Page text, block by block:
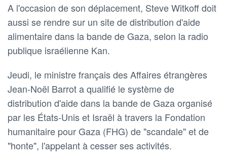
A l'occasion de son déplacement, Steve Witkoff doit
aussi se rendre sur un site de distribution d'aide
alimentaire dans la bande de Gaza, selon la radio
publique israélienne Kan.
Jeudi, le ministre français des Affaires étrangères
Jean-Noël Barrot a qualifié le système de
distribution d'aide dans la bande de Gaza organisé
par les États-Unis et Israël à travers la Fondation
humanitaire pour Gaza (FHG) de "scandale" et de
"honte", l'appelant à cesser ses activités.